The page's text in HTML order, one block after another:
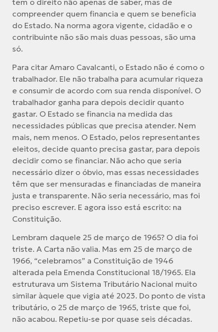
compreender quem financia e quem se beneficia
do Estado. Na norma agora vigente, cidadão e o
contribuinte não são mais duas pessoas, são uma
só.
Para citar Amaro Cavalcanti, o Estado não é como o
trabalhador. Ele não trabalha para acumular riqueza
e consumir de acordo com sua renda disponível. O
trabalhador ganha para depois decidir quanto
gastar. O Estado se financia na medida das
necessidades públicas que precisa atender. Nem
mais, nem menos. O Estado, pelos representantes
eleitos, decide quanto precisa gastar, para depois
decidir como se financiar. Não acho que seria
necessário dizer o óbvio, mas essas necessidades
têm que ser mensuradas e financiadas de maneira
justa e transparente. Não seria necessário, mas foi
preciso escrever. E agora isso está escrito: na
Constituição.
Lembram daquele 25 de março de 1965? O dia foi
triste. A Carta não valia. Mas em 25 de março de
1966, “celebramos” a Constituição de 1946
alterada pela Emenda Constitucional 18/1965. Ela
estruturava um Sistema Tributário Nacional muito
similar àquele que vigia até 2023. Do ponto de vista
tributário, o 25 de março de 1965, triste que foi,
não acabou. Repetiu-se por quase seis décadas.